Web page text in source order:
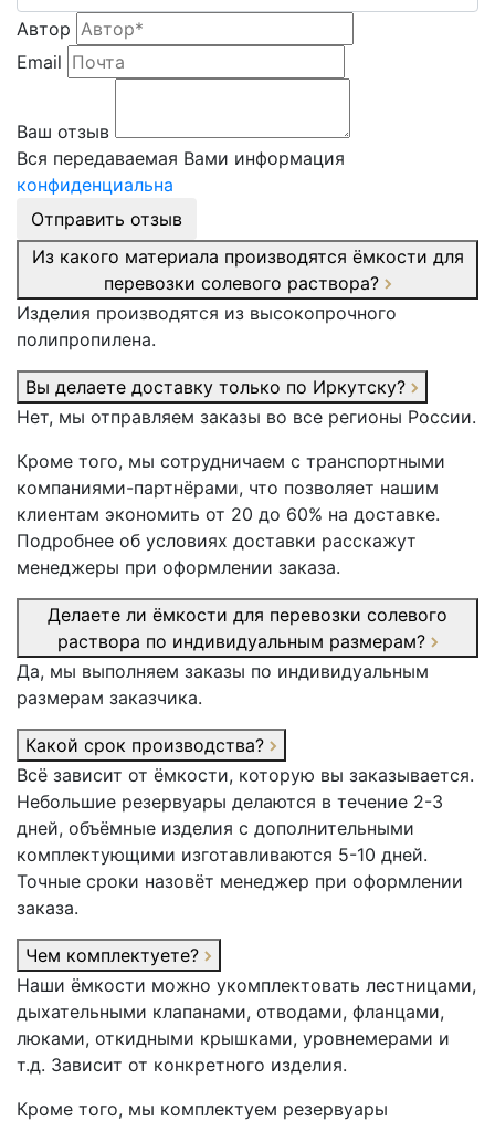
Автор
Email
Ваш отзыв
Вся передаваемая Вами информация
конфиденциальна
Отправить отзыв
Из какого материала производятся ёмкости для
перевозки солевого раствора?
Изделия производятся из высокопрочного
полипропилена.
Вы делаете доставку только по Иркутску?
Нет, мы отправляем заказы во все регионы России.
Кроме того, мы сотрудничаем с транспортными
компаниями-партнёрами, что позволяет нашим
клиентам экономить от 20 до 60% на доставке.
Подробнее об условиях доставки расскажут
менеджеры при оформлении заказа.
Делаете ли ёмкости для перевозки солевого
раствора по индивидуальным размерам?
Да, мы выполняем заказы по индивидуальным
размерам заказчика.
Какой срок производства?
Всё зависит от ёмкости, которую вы заказывается.
Небольшие резервуары делаются в течение 2-3
дней, объёмные изделия с дополнительными
комплектующими изготавливаются 5-10 дней.
Точные сроки назовёт менеджер при оформлении
заказа.
Чем комплектуете?
Наши ёмкости можно укомплектовать лестницами,
дыхательными клапанами, отводами, фланцами,
люками, откидными крышками, уровнемерами и
т.д. Зависит от конкретного изделия.
Кроме того, мы комплектуем резервуары